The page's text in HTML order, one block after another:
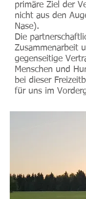
primäre Ziel der
nicht aus den
Nase).
Die
Zusammenarbeit
gegenseitige
Menschen und
bei dieser
für uns im